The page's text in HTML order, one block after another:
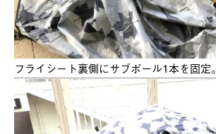
フライシート裏側にサブポール1本を固定。